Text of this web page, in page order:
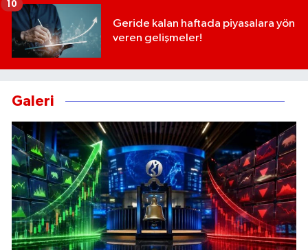
Geride kalan haftada piyasalara yön
veren gelişmeler!
10
Galeri